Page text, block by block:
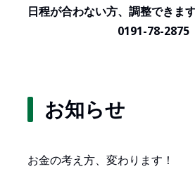
日程が合わない方、調整できま
0191-78-2875 千
お知らせ
お金の考え方、変わります！